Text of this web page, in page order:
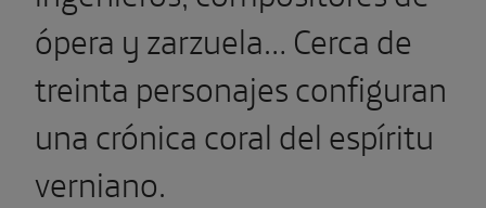
ópera y zarzuela… Cerca de
treinta personajes configuran
una crónica coral del espíritu
verniano.